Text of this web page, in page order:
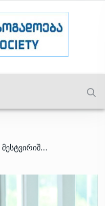
/ ნათია თურნავა და არჩილ მესტვირიშვილი საბანკო ასოციაციის პრეზიდენტს შეხვდნენ